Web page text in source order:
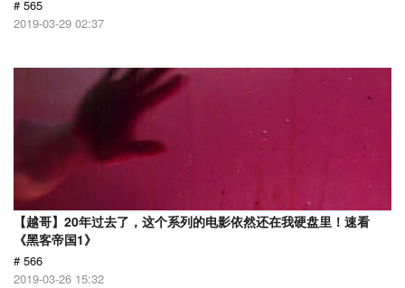
# 565
2019-03-29 02:37
【越哥】20年过去了，这个系列的电影依然还在我硬盘里！速看
《黑客帝国1》
# 566
2019-03-26 15:32